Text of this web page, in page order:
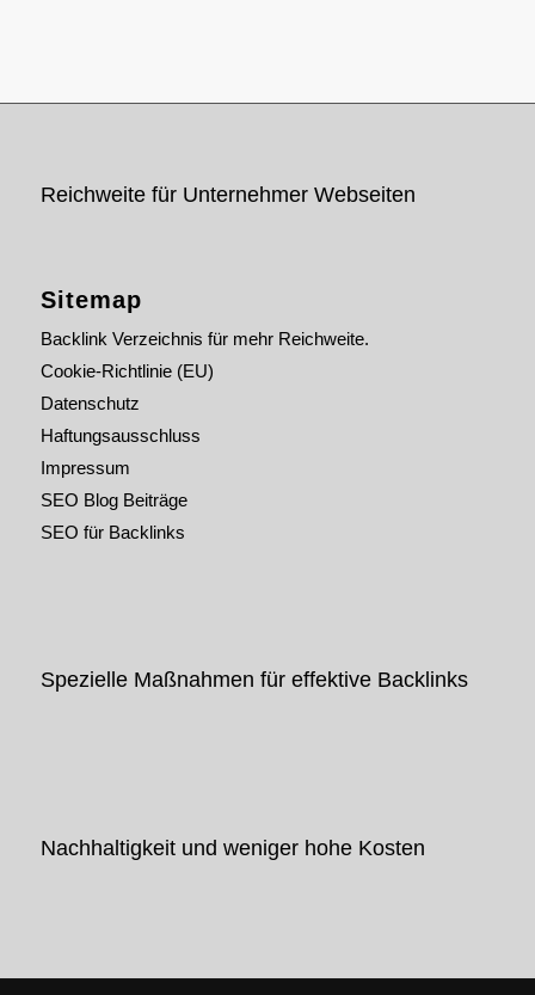
Reichweite für Unternehmer Webseiten
Sitemap
Backlink Verzeichnis für mehr Reichweite.
Cookie-Richtlinie (EU)
Datenschutz
Haftungsausschluss
Impressum
SEO Blog Beiträge
SEO für Backlinks
Spezielle Maßnahmen für effektive Backlinks
Nachhaltigkeit und weniger hohe Kosten